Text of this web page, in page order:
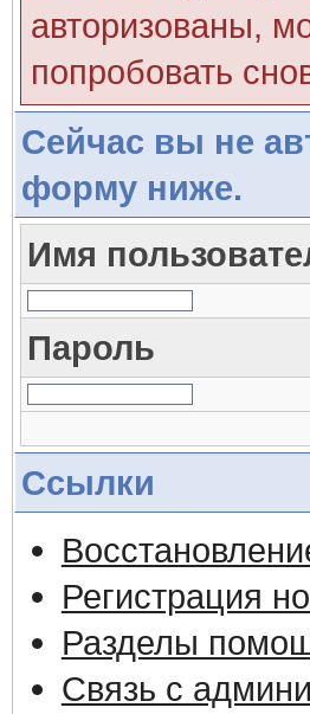
авторизованы,
попробовать
Сейчас вы не
форму ниже.
Имя
Пароль
Ссылки
Регистрация
Разделы
Связь с